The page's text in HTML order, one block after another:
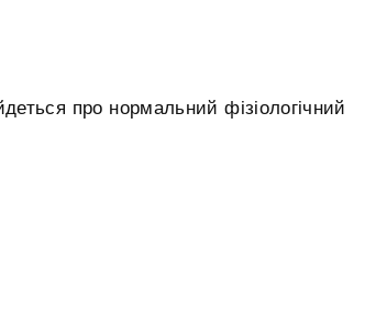
про нормальний фізіологічний